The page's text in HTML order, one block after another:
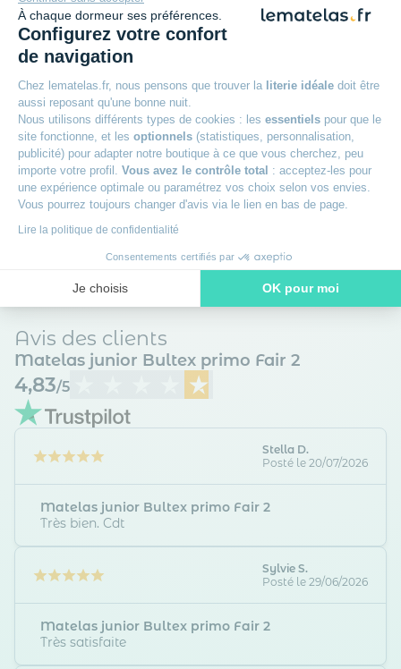
À chaque dormeur ses préférences.
Configurez votre confort
de navigation
Chez lematelas.fr, nous pensons que trouver la literie idéale doit être
aussi reposant qu'une bonne nuit.
Nous utilisons différents types de cookies : les essentiels pour que le
site fonctionne, et les optionnels (statistiques, personnalisation,
publicité) pour adapter notre boutique à ce que vous cherchez, peu
importe votre profil. Vous avez le contrôle total : acceptez-les pour
une expérience optimale ou paramétrez vos choix selon vos envies.
Vous pourrez toujours changer d'avis via le lien en bas de page.
Lire la politique de confidentialité
Consentements certifiés par
Je choisis OK pour moi
Notre plateforme vous permet d'adapter et de gérer vos
Garantie 5 ans
100 nuits d’essai sur les matelas
Paiement en 3x sans frais avec Oney
Livraison offerte
Des experts à votre écoute
Avis des clients
Matelas junior Bultex primo Fair 2
4,83/5
Stella D.
Posté le 20/07/2026
Matelas junior Bultex primo Fair 2
Très bien. Cdt
Sylvie S.
Posté le 29/06/2026
Matelas junior Bultex primo Fair 2
Très satisfaite